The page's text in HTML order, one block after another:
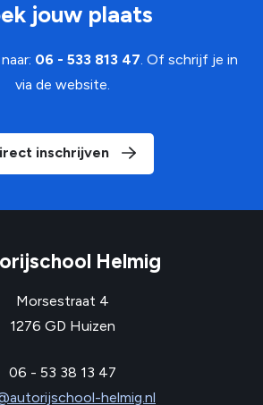
jouw plaats
06 - 533 813 47. Of schrijf je in
via de website.
inschrijven
Helmig
Morsestraat 4
1276 GD Huizen
06 - 53 38 13 47
helmig.nl